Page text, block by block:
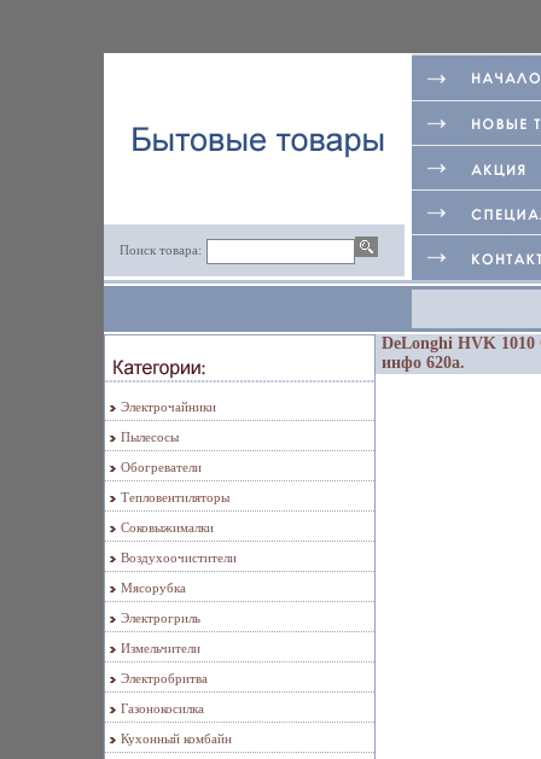
Поиск товара:
Электрочайники
Пылесосы
Обогреватели
Тепловентиляторы
Соковыжималки
Воздухоочистители
Мясорубка
Электрогриль
Измельчители
Электробритва
Газонокосилка
Кухонный комбайн
DeLonghi HVK 1010
инфо 620a.